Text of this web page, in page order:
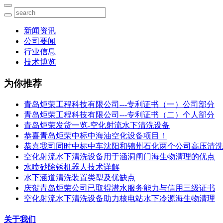
新闻资讯
公司要闻
行业信息
技术博览
为你推荐
青岛炬荣工程科技有限公司---专利证书（一）公司部分
青岛炬荣工程科技有限公司---专利证书（二）个人部分
青岛炬荣发货一览-空化射流水下清洗设备
恭喜青岛炬荣中标中海油空化设备项目！
恭喜我司同时中标中车沈阳和锦州石化两个公司高压清
空化射流水下清洗设备用于涵洞闸门海生物清理的优点
水喷砂除锈机器人技术详解
水下涵道清洗装置类型及优缺点
庆贺青岛炬荣公司已取得潜水服务能力与信用三级证书
空化射流水下清洗设备助力核电站水下冷源海生物清理
关于我们